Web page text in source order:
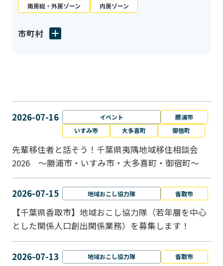
南房総・外房ゾーン
内房ゾーン
市町村
2026-07-16 イベント
勝浦市
いすみ市
大多喜町 御宿町
先輩移住者と話そう！千葉県夷隅地域移住相談会
2026 ～勝浦市・いすみ市・大多喜町・御宿町～
2026-07-15 地域おこし協力隊 香取市
【千葉県香取市】地域おこし協力隊（若年層を中心
とした関係人口創出関係業務）を募集します！
2026-07-13 地域おこし協力隊 香取市